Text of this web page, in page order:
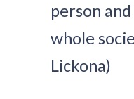
person
whole
Lickona)